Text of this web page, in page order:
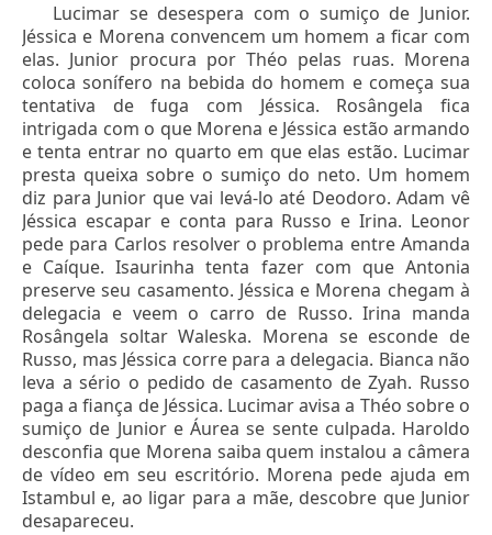
Lucimar se desespera com o sumiço de Junior.
Jéssica e Morena convencem um homem a ficar com
elas. Junior procura por Théo pelas ruas. Morena
coloca sonífero na bebida do homem e começa sua
tentativa de fuga com Jéssica. Rosângela fica
intrigada com o que Morena e Jéssica estão armando
e tenta entrar no quarto em que elas estão. Lucimar
presta queixa sobre o sumiço do neto. Um homem
diz para Junior que vai levá-lo até Deodoro. Adam vê
Jéssica escapar e conta para Russo e Irina. Leonor
pede para Carlos resolver o problema entre Amanda
e Caíque. Isaurinha tenta fazer com que Antonia
preserve seu casamento. Jéssica e Morena chegam à
delegacia e veem o carro de Russo. Irina manda
Rosângela soltar Waleska. Morena se esconde de
Russo, mas Jéssica corre para a delegacia. Bianca não
leva a sério o pedido de casamento de Zyah. Russo
paga a fiança de Jéssica. Lucimar avisa a Théo sobre o
sumiço de Junior e Áurea se sente culpada. Haroldo
desconfia que Morena saiba quem instalou a câmera
de vídeo em seu escritório. Morena pede ajuda em
Istambul e, ao ligar para a mãe, descobre que Junior
desapareceu.